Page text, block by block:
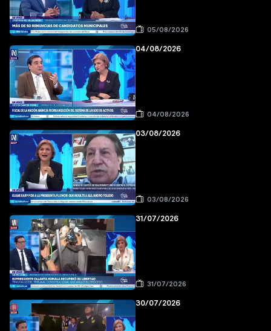
05/08/2026
04/08/2026
04/08/2026
03/08/2026
03/08/2026
31/07/2026
31/07/2026
30/07/2026